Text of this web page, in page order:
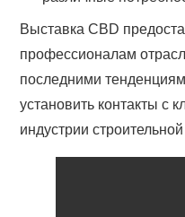
Выставка CBD
профессионалам
последними
установить контакты с
индустрии строительной